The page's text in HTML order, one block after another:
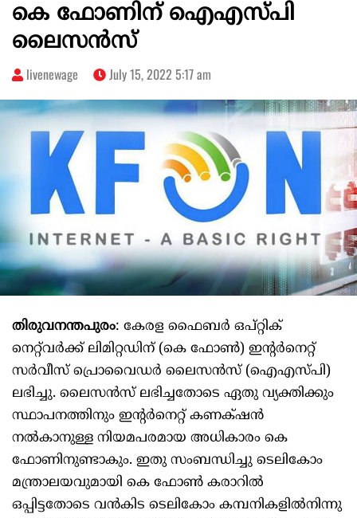
കെ ഫോണിന് ഐഎസ്പി
ലൈസൻസ്
livenewage July 15, 2022 5:17 am
തിരുവനന്തപുരം: കേരള ഫൈബർ ഒപ്റ്റിക്
നെറ്റ്‌വർക്ക് ലിമിറ്റഡിന് (കെ ഫോൺ) ഇന്റർനെറ്റ്
സർവീസ് പ്രൊവൈഡർ ലൈസൻസ് (ഐഎസ്പി)
ലഭിച്ചു. ലൈസൻസ് ലഭിച്ചതോടെ ഏതു വ്യക്തിക്കും
സ്ഥാപനത്തിനും ഇന്റർനെറ്റ് കണക്‌ഷൻ
നൽകാനുള്ള നിയമപരമായ അധികാരം കെ
ഫോണിനുണ്ടാകും. ഇതു സംബന്ധിച്ചു ടെലികോം
മന്ത്രാലയവുമായി കെ ഫോൺ കരാറിൽ
ഒപ്പിട്ടതോടെ വൻകിട ടെലികോം കമ്പനികളിൽനിന്നു